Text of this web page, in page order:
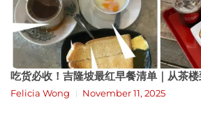
吃货必收！吉隆坡最红早餐清单｜从茶楼
Felicia Wong November 11, 2025